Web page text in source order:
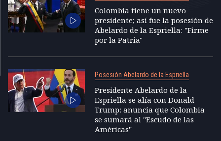
Colombia tiene un nuevo
presidente; así fue la posesión de
Abelardo de la Espriella: "Firme
por la Patria"
Posesión Abelardo de la Espriella
Presidente Abelardo de la
Espriella se alía con Donald
Trump: anuncia que Colombia
se sumará al "Escudo de las
Américas"